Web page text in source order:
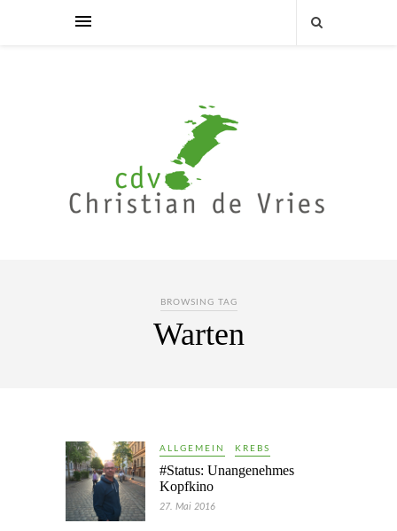
BROWSING TAG
Warten
ALLGEMEIN KREBS
#Status: Unangenehmes
Kopfkino
27. Mai 2016